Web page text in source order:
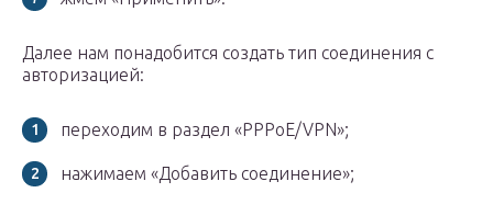
Далее нам понадобится создать тип соединения с
авторизацией:
переходим в раздел «PPPoE/VPN»;
нажимаем «Добавить соединение»;